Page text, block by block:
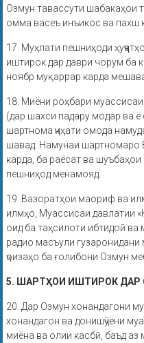
Озмун тавассути шабакаҳои
омма васеъ инъикос ва пахш
17. Муҳлати пешниҳоди
иштирок дар даври чорум ба
ноябр муқаррар карда
18. Миёни роҳбари
(дар шахси падару модар ва
шартнома ҷиҳати омода
шавад. Намунаи
карда, ба раёсат ва
пешниҳод менамояд.
19. Вазоратҳои маориф ва
илмҳо, Муассисаи давлатии
оид ба таҳсилоти ибтидоӣ ва
радио масъули
ҷоизаҳо ба ғолибони Озмун
5. ШАРТҲОИ ИШТИРОК ДАР
20. Дар Озмун хонандагони
хонандагон ва донишҷӯёни
миёна ва олии касбӣ, баъд